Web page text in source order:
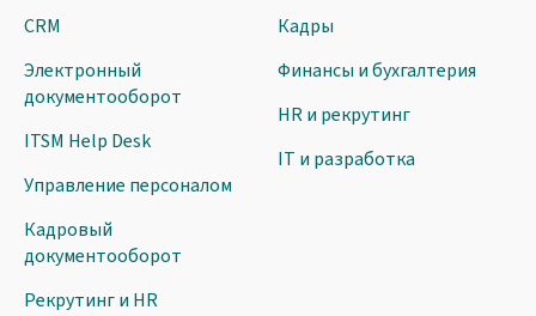
CRM
Электронный
документооборот
ITSM Help Desk
Управление персоналом
Кадровый
документооборот
Рекрутинг и HR
Кадры
Финансы и бухгалтерия
HR и рекрутинг
IT и разработка